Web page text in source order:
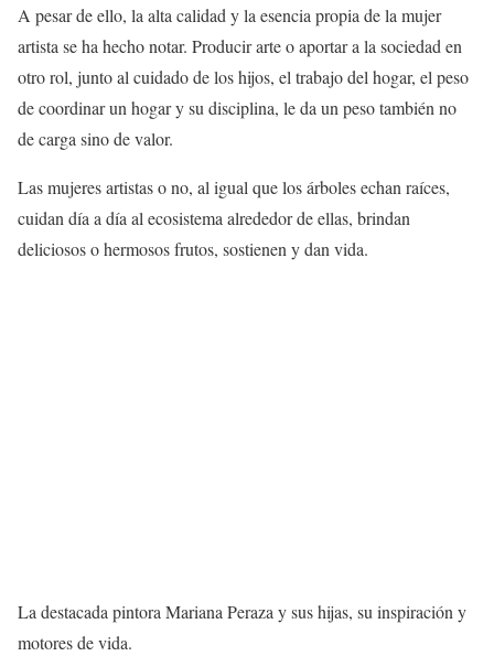
A pesar de ello, la alta calidad y la esencia propia de la mujer
artista se ha hecho notar. Producir arte o aportar a la sociedad en
otro rol, junto al cuidado de los hijos, el trabajo del hogar, el peso
de coordinar un hogar y su disciplina, le da un peso también no
de carga sino de valor.
Las mujeres artistas o no, al igual que los árboles echan raíces,
cuidan día a día al ecosistema alrededor de ellas, brindan
deliciosos o hermosos frutos, sostienen y dan vida.
La destacada pintora Mariana Peraza y sus hijas, su inspiración y
motores de vida.